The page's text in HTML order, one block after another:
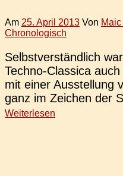
Am 25. April 2013 Von
Chronologisch
Selbst­ver­ständ­lich
Techno-Clas­­si­­ca
mit einer Aus­stel­lung
ganz im Zei­chen der
Weiterlesen